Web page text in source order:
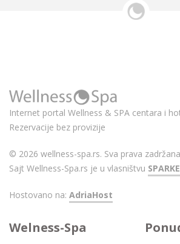
Internet portal Wellness & SPA centara i
Rezervacije bez provizije
© 2026 wellness-spa.rs. Sva prava
Sajt Wellness-Spa.rs je u vlasništvu
Hostovano na: AdriaHost
Welness-Spa